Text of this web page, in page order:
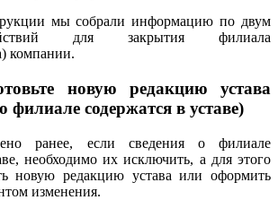
мы собрали информацию по двум
для закрытия филиала
компании.
новую редакцию устава
филиале содержатся в уставе)
ранее, если сведения о филиале
необходимо их исключить, а для этого
новую редакцию устава или оформить
изменения.